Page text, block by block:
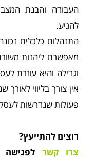
העבודה והבנת
להגיע.
התנהלות כלכלית
מאפשרת ליהנות
וגדילה והיא עוזרת
אין צורך בליווי
פעולות שנדרשות
רוצים להתייעץ?
צרו קשר לפגישה